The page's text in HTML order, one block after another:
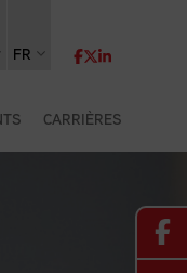
CARRIÈRES
FR